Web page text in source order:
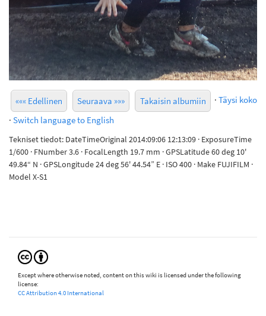
««« Edellinen Seuraava »»» Takaisin albumiin · Täysi koko
· Switch language to English
Tekniset tiedot: DateTimeOriginal 2014:09:06 12:13:09 · ExposureTime
1/600 · FNumber 3.6 · FocalLength 19.7 mm · GPSLatitude 60 deg 10'
49.84“ N · GPSLongitude 24 deg 56' 44.54” E · ISO 400 · Make FUJIFILM ·
Model X-S1
Except where otherwise noted, content on this wiki is licensed under the following
license:
CC Attribution 4.0 International